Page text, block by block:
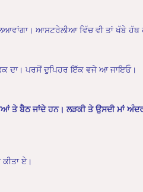
ਆਸਟਰੇਲੀਆ ਵਿੱਚ ਵੀ ਤਾਂ ਖੱਬੇ ਹੱਥ
ਦਾ। ਪਰਸੋਂ ਦੁਪਿਹਰ ਇੱਕ ਵਜੇ ਆ ਜਾਇਓ।
ਤੇ ਬੈਠ ਜਾਂਦੇ ਹਨ। ਲੜਕੀ ਤੇ ਉਸਦੀ ਮਾਂ
ਏ।